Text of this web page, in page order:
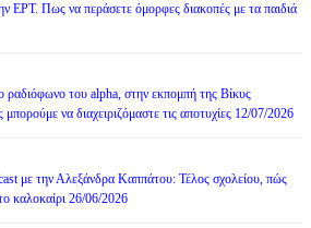
ΕΡΤ. Πως να περάσετε όμορφες διακοπές με τα παιδιά
του alpha, στην εκπομπή της Βίκυς
να διαχειριζόμαστε τις αποτυχίες 12/07/2026
με την Αλεξάνδρα Καππάτου: Τέλος σχολείου, πώς
καλοκαίρι 26/06/2026